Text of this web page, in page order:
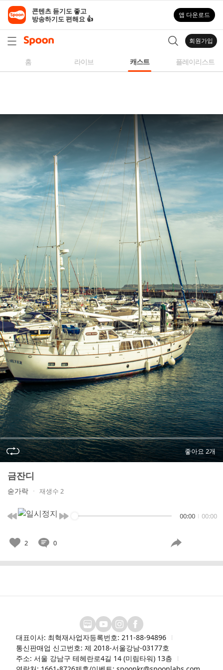
라
자
성
모
다
한
오
콘
텐
츠
를
들
어
보
세
요.
콘텐츠 듣기도 좋고
방송하기도 편해요 👍
앱 다운로드
회원가입
홈 라이브 캐스트 플레이리스트
좋아요 2개
금잔디
숟가락 재생수 2
00:00 00:00
2 0
대표이사: 최혁재사업자등록번호: 211-88-94896
통신판매업 신고번호: 제 2018-서울강남-03177호
주소: 서울 강남구 테헤란로4길 14 (미림타워) 13층